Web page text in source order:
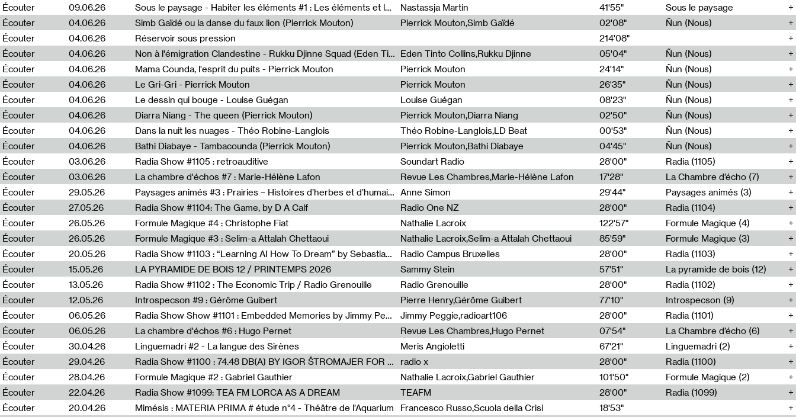
Écouter
09.06.26 Sous le paysage - Habiter les éléments #1 : Les éléments et les débordements du vivant Nastassja Martin 41'55"
Sous le paysage
Écouter
04.06.26 Simb Gaïdé ou la danse du faux lion (Pierrick Mouton) Pierrick Mouton,Simb Gaïdé 02'08"
Ñun (Nous)
Écouter
04.06.26 Réservoir sous pression
214'08"
Écouter
04.06.26 Non à l'émigration Clandestine - Rukku Djinne Squad (Eden Tinto Collins) Eden Tinto Collins,Rukku Djinne 05'04"
Ñun (Nous)
Écouter
04.06.26 Mama Counda, l'esprit du puits - Pierrick Mouton Pierrick Mouton 24'14"
Ñun (Nous)
Écouter
04.06.26 Le Gri-Gri - Pierrick Mouton Pierrick Mouton 26'35"
Ñun (Nous)
Écouter
04.06.26 Le dessin qui bouge - Louise Guégan Louise Guégan 08'23"
Ñun (Nous)
Écouter
04.06.26 Diarra Niang - The queen (Pierrick Mouton) Pierrick Mouton,Diarra Niang 02'50"
Ñun (Nous)
Écouter
04.06.26 Dans la nuit les nuages - Théo Robine-Langlois Théo Robine-Langlois,LD Beat 00'53"
Ñun (Nous)
Écouter
04.06.26 Bathi Diabaye - Tambacounda (Pierrick Mouton) Pierrick Mouton,Bathi Diabaye 04'45"
Ñun (Nous)
Écouter
03.06.26 Radia Show #1105 : retroauditive Soundart Radio 28'00"
Radia (1105)
Écouter
03.06.26 La chambre d'échos #7 : Marie-Hélène Lafon Revue Les Chambres,Marie-Hélène Lafon 17'28"
La Chambre d’écho (7)
Écouter
29.05.26 Paysages animés #3 : Prairies – Histoires d’herbes et d’humains Anne Simon 29'44"
Paysages animés (3)
Écouter
27.05.26 Radia Show #1104: The Game, by D A Calf Radio One NZ 28'00"
Radia (1104)
Écouter
26.05.26 Formule Magique #4 : Christophe Fiat Nathalie Lacroix 122'57"
Formule Magique (4)
Écouter
26.05.26 Formule Magique #3 : Selim-a Attalah Chettaoui Nathalie Lacroix,Selim-a Attalah Chettaoui 85'59"
Formule Magique (3)
Écouter
20.05.26 Radia Show #1103 : “Learning AI How To Dream” by Sebastian Dingens (Radio Campus Bruxelles) Radio Campus Bruxelles 28'00"
Radia (1103)
Écouter
15.05.26 LA PYRAMIDE DE BOIS 12 / PRINTEMPS 2026 Sammy Stein 57'51"
La pyramide de bois (12)
Écouter
13.05.26 Radia Show #1102 : The Economic Trip / Radio Grenouille Radio Grenouille 28'00"
Radia (1102)
Écouter
12.05.26 Introspecson #9 : Gérôme Guibert Pierre Henry,Gérôme Guibert 77'10"
Introspecson (9)
Écouter
06.05.26 Radia Show Show #1101 : Embedded Memories by Jimmy Peggie / radioart106 Jimmy Peggie,radioart106 28'00"
Radia (1101)
Écouter
06.05.26 La chambre d'échos #6 : Hugo Pernet Revue Les Chambres,Hugo Pernet 07'54"
La Chambre d’écho (6)
Écouter
30.04.26 Linguemadri #2 - La langue des Sirènes Meris Angioletti 67'21"
Linguemadri (2)
Écouter
29.04.26 Radia Show #1100 : 74.48 DB(A) BY IGOR ŠTROMAJER FOR RADIO X radio x 28'00"
Radia (1100)
Écouter
28.04.26 Formule Magique #2 : Gabriel Gauthier Nathalie Lacroix,Gabriel Gauthier 101'50"
Formule Magique (2)
Écouter
22.04.26 Radia Show #1099: TEA FM LORCA AS A DREAM TEAFM 28'00"
Radia (1099)
Écouter
20.04.26 Mimésis : MATERIA PRIMA # étude n°4 - Théâtre de l’Aquarium Francesco Russo,Scuola della Crisi
18'53"